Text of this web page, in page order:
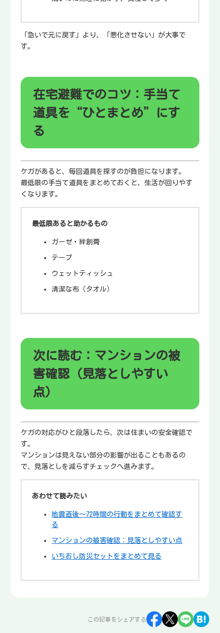
「急いで元に戻す」より、「悪化させない」が大事で
す。
在宅避難でのコツ：手当て
道具を“ひとまとめ”にす
る
ケガがあると、毎回道具を探すのが負担になります。
最低限の手当て道具をまとめておくと、生活が回りやす
くなります。
最低限あると助かるもの
ガーゼ・絆創膏
テープ
ウェットティッシュ
清潔な布（タオル）
次に読む：マンションの被
害確認（見落としやすい
点）
ケガの対応がひと段落したら、次は住まいの安全確認で
す。
マンションは見えない部分の影響が出ることもあるの
で、見落としを減らすチェックへ進みます。
あわせて読みたい
地震直後〜72時間の行動をまとめて確認す
る
マンションの被害確認：見落としやすい点
いちおし防災セットをまとめて見る
この記事をシェアする